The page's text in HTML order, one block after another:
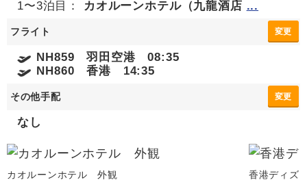
1〜3泊目： カオルーンホテル（九龍酒店 ...
フライト 変更
NH859 羽田空港 08:35
NH860 香港 14:35
その他手配 変更
なし
カオルーンホテル 外観 香港ディズ